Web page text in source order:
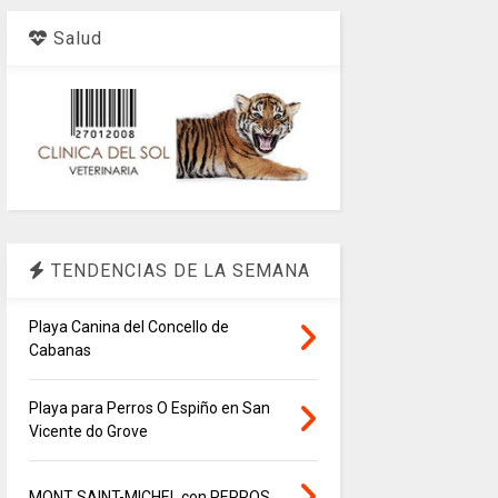
Salud
TENDENCIAS DE LA SEMANA
Playa Canina del Concello de
Cabanas
Playa para Perros O Espiño en San
Vicente do Grove